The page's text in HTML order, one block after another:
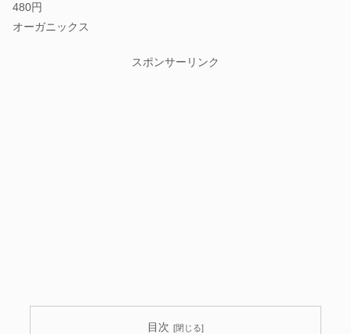
480円
オーガニックス
スポンサーリンク
目次